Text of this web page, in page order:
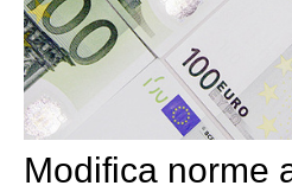
Modifica norme